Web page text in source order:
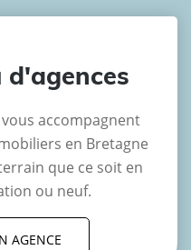
d'agences
accompagnent
en Bretagne
que ce soit en
ou neuf.
AGENCE